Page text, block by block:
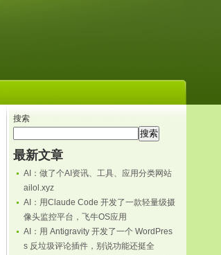
搜索
搜索
最新文章
AI：做了个AI资讯、工具、应用分类网站
ailol.xyz
AI：用Claude Code 开发了一款轻量级摄
像头监控平台，飞牛OS应用
AI：用 Antigravity 开发了一个 WordPres
s 反垃圾评论插件，别说功能还挺全